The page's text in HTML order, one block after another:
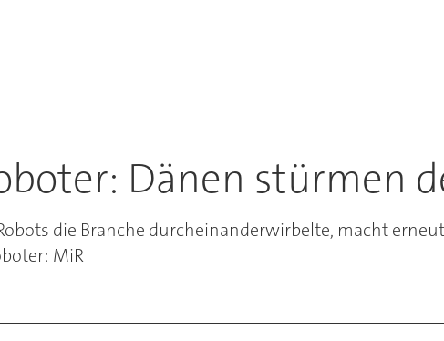
Dänen stürmen
die Branche durcheinanderwirbelte, macht
MiR